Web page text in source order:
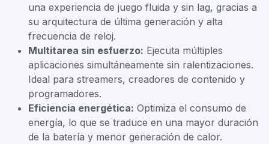
una experiencia de juego fluida y sin lag, gracias a
su arquitectura de última generación y alta
frecuencia de reloj.
Multitarea sin esfuerzo: Ejecuta múltiples
aplicaciones simultáneamente sin ralentizaciones.
Ideal para streamers, creadores de contenido y
programadores.
Eficiencia energética: Optimiza el consumo de
energía, lo que se traduce en una mayor duración
de la batería y menor generación de calor.